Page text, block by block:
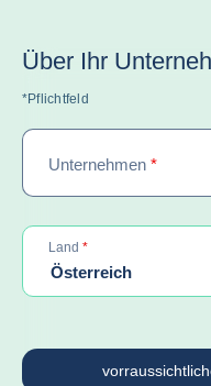
Über Ihr
*Pflichtfeld
Unternehmen *
Land *required
Österreich